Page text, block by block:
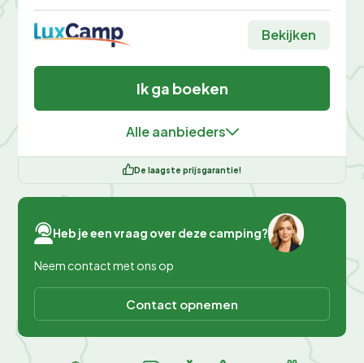
Bekijken
Ik ga boeken
Alle aanbieders
De laagste prijsgarantie!
Heb je een vraag over deze camping?
Neem contact met ons op
Contact opnemen